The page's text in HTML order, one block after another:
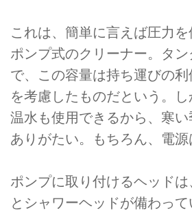
これは、簡単に言えば圧力
ポンプ式のクリーナー。タ
で、この容量は持ち運びの
を考慮したものだという。
温水も使用できるから、寒
ありがたい。もちろん、電源
ポンプに取り付けるヘッド
とシャワーヘッドが備わっ